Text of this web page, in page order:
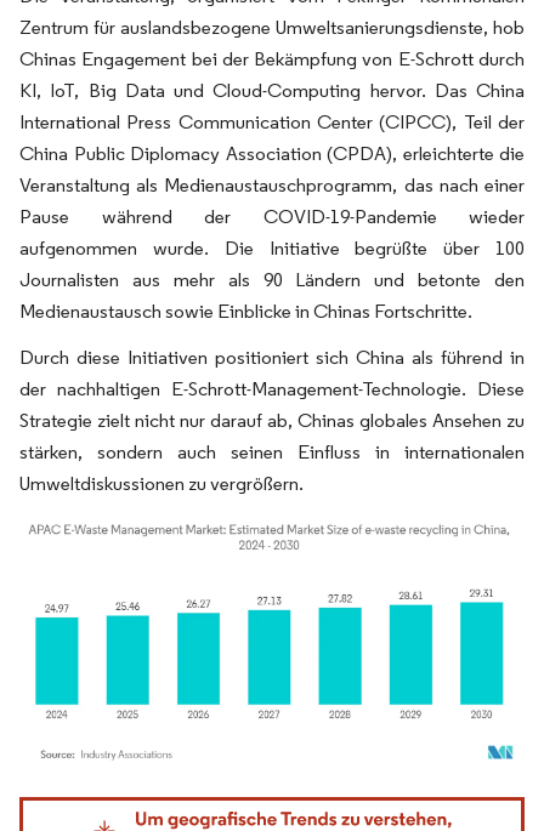
Zentrum für auslandsbezogene Umweltsanierungsdienste, hob
Chinas Engagement bei der Bekämpfung von E-Schrott durch
KI, IoT, Big Data und Cloud-Computing hervor. Das China
International Press Communication Center (CIPCC), Teil der
China Public Diplomacy Association (CPDA), erleichterte die
Veranstaltung als Medienaustauschprogramm, das nach einer
Pause während der COVID-19-Pandemie wieder
aufgenommen wurde. Die Initiative begrüßte über 100
Journalisten aus mehr als 90 Ländern und betonte den
Medienaustausch sowie Einblicke in Chinas Fortschritte.
Durch diese Initiativen positioniert sich China als führend in
der nachhaltigen E-Schrott-Management-Technologie. Diese
Strategie zielt nicht nur darauf ab, Chinas globales Ansehen zu
stärken, sondern auch seinen Einfluss in internationalen
Umweltdiskussionen zu vergrößern.
Bild © Mordor Intelligence. Wiederverwendung erfordert Namensnennung gemäß